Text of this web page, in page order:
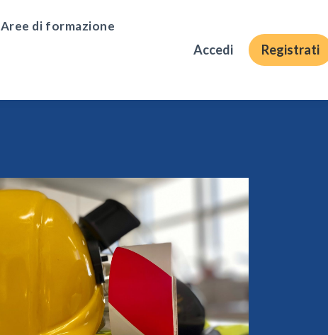
Aree di formazione
Accedi Registrati